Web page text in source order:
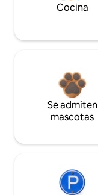
Cocina
Se admiten
mascotas